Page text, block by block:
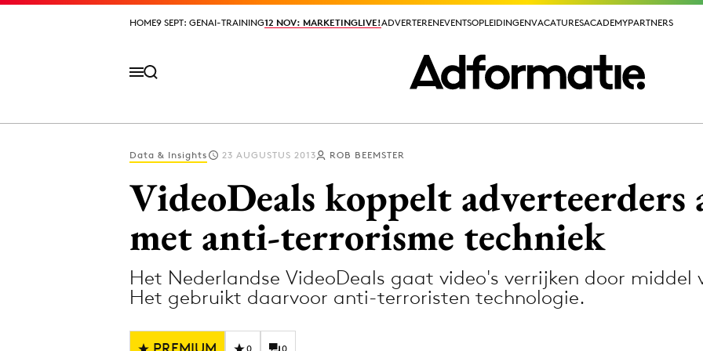
HOME9 SEPT: GENAI-TRAINING12 NOV: MARKETINGLIVE!ADVERTERENEVENTSOPLEIDINGENVACATURESACADEMYPARTNERS
HOME9 SEPT: GENAI-TRAINING12 NOV: MARKETINGLIVE!ADVERTERENEVENTSOPLEIDINGENVACATURESACADEMYPARTNERS
Design
Digital transformation
Diversiteit
Media
Merkstrategie
Data & Insights 23 AUGUSTUS 2013 ROB BEEMSTER
VideoDeals koppelt adverteerders
met anti-terrorisme techniek
Het Nederlandse VideoDeals gaat video's verrijken door middel
Het gebruikt daarvoor anti-terroristen technologie.
0 0